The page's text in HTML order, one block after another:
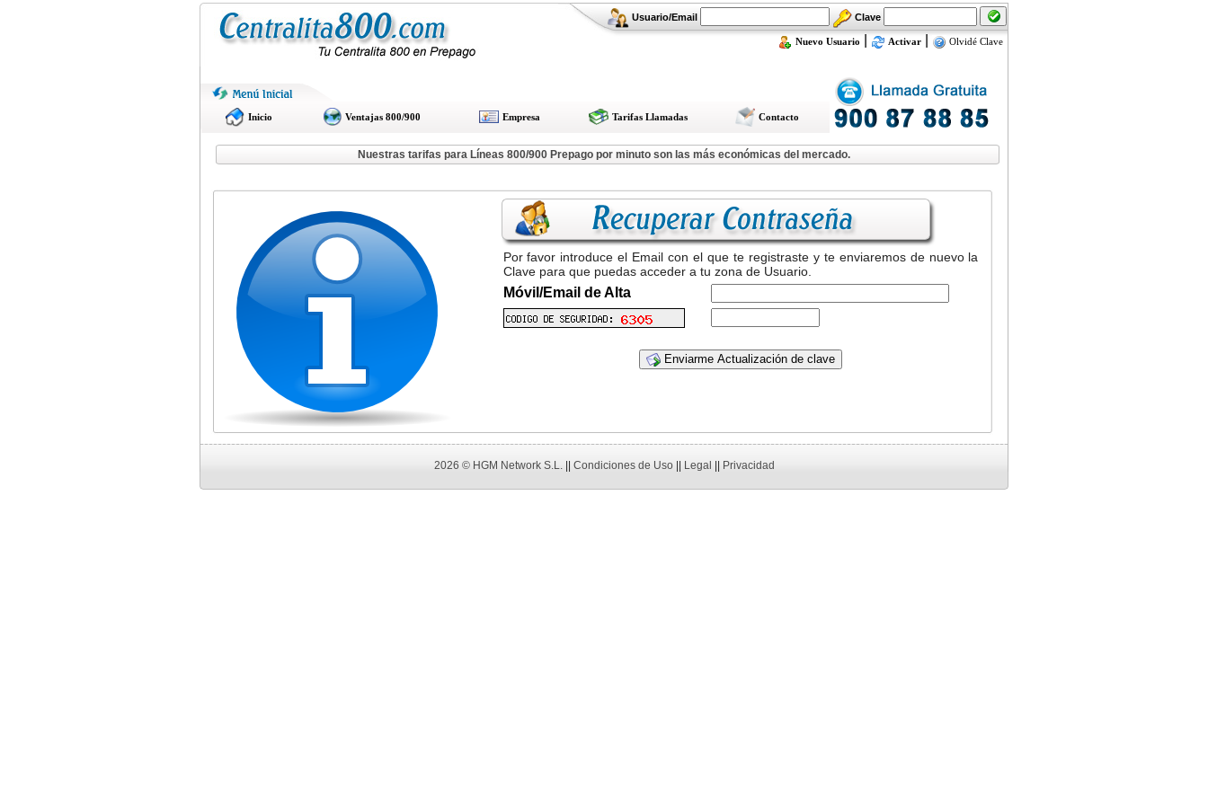
Usuario/Email Clave
Nuevo Usuario Activar Olvidé Clave
Inicio Ventajas 800/900 Empresa Tarifas Llamadas Contacto
Nuestras tarifas para Líneas 800/900 Prepago por minuto son las más económicas del mercado.
Por favor introduce el Email con el que te registraste y te enviaremos de nuevo la
Clave para que puedas acceder a tu zona de Usuario.
Móvil/Email de Alta
Enviarme Actualización de clave
2026 © HGM Network S.L.|| Condiciones de Uso|| Legal Privacidad